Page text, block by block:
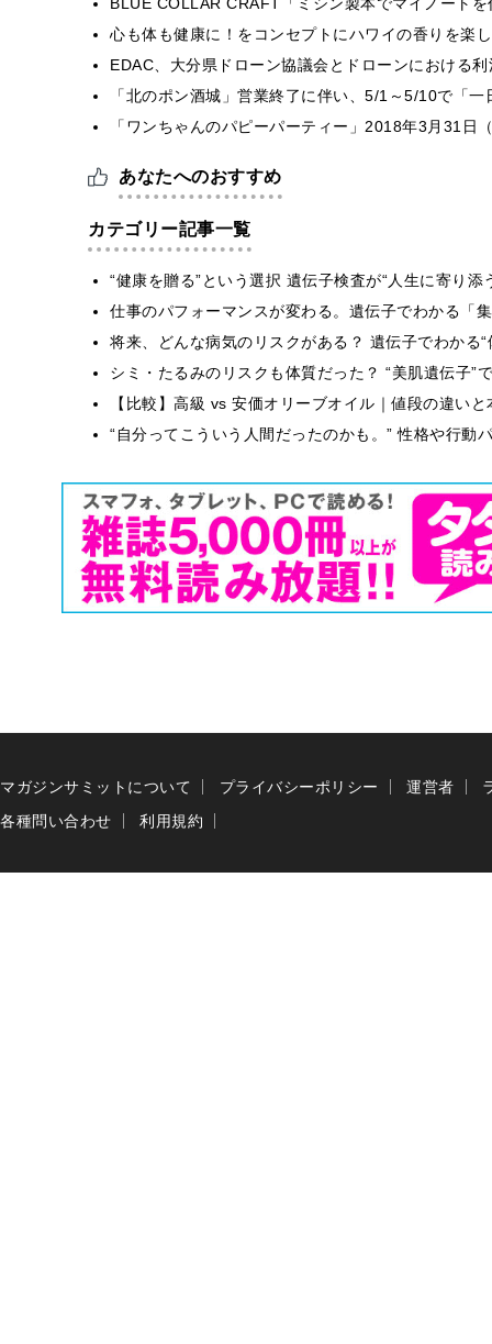
心も体も健康に！をコンセプトにハワイの香りを楽
EDAC、大分県ドローン協議会とドローンにおける
「北のポン酒城」営業終了に伴い、5/1～5/10で「
「ワンちゃんのパピーパーティー」2018年3月31日
あなたへのおすすめ
カテゴリー記事一覧
“健康を贈る”という選択 遺伝子検査が“人生に寄り添
仕事のパフォーマンスが変わる。遺伝子でわかる「
将来、どんな病気のリスクがある？ 遺伝子でわかる
シミ・たるみのリスクも体質だった？ “美肌遺伝子”
【比較】高級 vs 安価オリーブオイル｜値段の違い
“自分ってこういう人間だったのかも。” 性格や行動
マガジンサミットについて プライバシーポリシー 運営者
各種問い合わせ
利用規約